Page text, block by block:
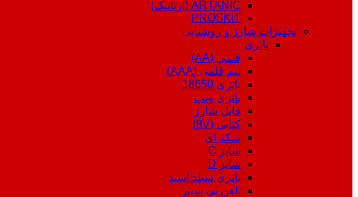
ARTANIC (آرتانیک)
PROSKIT
تجهیزات شارژ و روشنایی
باتری
قلمی (AA)
نیم قلمی (AAA)
باتری 18650
باتری ویپ
قابل شارژ
کتابی (9V)
سکه ای
سایز C
سایز D
باتری سیلد اسید
تلفن بی سیم